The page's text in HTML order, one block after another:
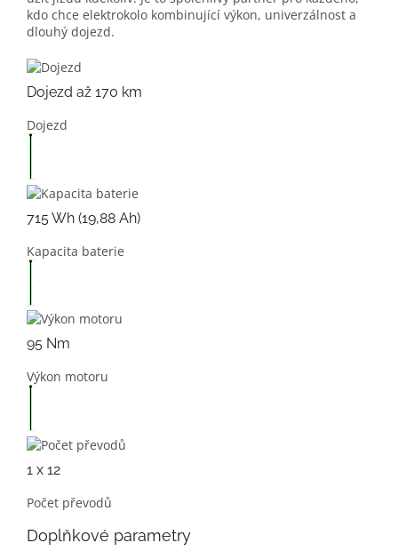
kdo chce elektrokolo kombinující výkon, univerzálnost a
dlouhý dojezd.
Dojezd až 170 km
Dojezd
715 Wh (19,88 Ah)
Kapacita baterie
95 Nm
Výkon motoru
1 x 12
Počet převodů
Doplňkové parametry